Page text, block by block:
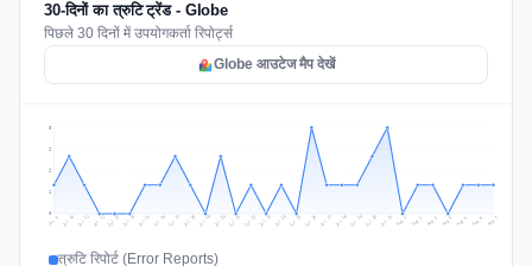
30-दिनों का त्रुटि ट्रेंड - Globe
पिछले 30 दिनों में उपयोगकर्ता रिपोर्ट्स
Globe आउटेज मैप देखें
1
2
2
3
Jul 9 Jul 10 Jul 11 Jul 12 Jul 13 Jul 14 Jul 15 Jul 16 Jul 17 Jul 18 Jul 19 Jul 20 Jul 21 Jul 22 Jul 23 Jul 24 Jul 25 Jul 26 Jul 27 Jul 28 Jul 29 Jul 30 Jul 31 Aug 1 Aug 2 Aug 3 Aug 4 Aug 5 Aug 6 Aug 7
त्रुटि रिपोर्ट (Error Reports)